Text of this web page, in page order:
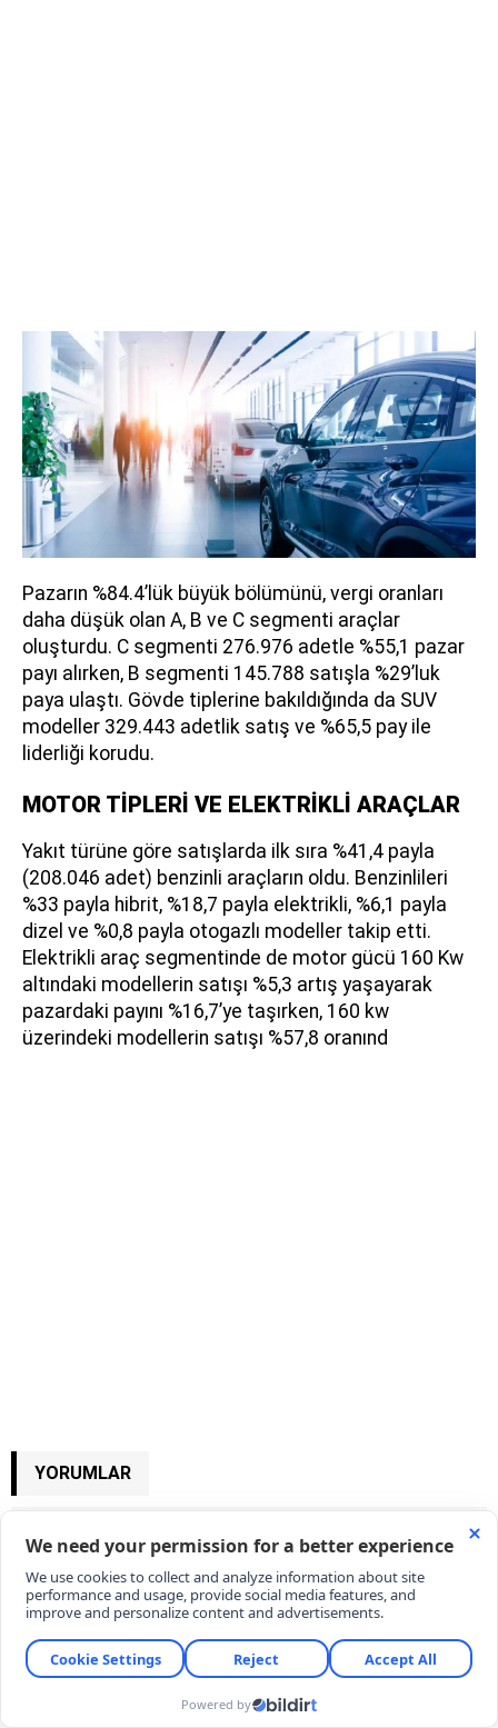
Pazarın %84.4’lük büyük bölümünü, vergi oranları
daha düşük olan A, B ve C segmenti araçlar
oluşturdu. C segmenti 276.976 adetle %55,1 pazar
payı alırken, B segmenti 145.788 satışla %29’luk
paya ulaştı. Gövde tiplerine bakıldığında da SUV
modeller 329.443 adetlik satış ve %65,5 pay ile
liderliği korudu.
MOTOR TİPLERİ VE ELEKTRİKLİ ARAÇLAR
Yakıt türüne göre satışlarda ilk sıra %41,4 payla
(208.046 adet) benzinli araçların oldu. Benzinlileri
%33 payla hibrit, %18,7 payla elektrikli, %6,1 payla
dizel ve %0,8 payla otogazlı modeller takip etti.
Elektrikli araç segmentinde de motor gücü 160 Kw
altındaki modellerin satışı %5,3 artış yaşayarak
pazardaki payını %16,7’ye taşırken, 160 kw
üzerindeki modellerin satışı %57,8 oranınd
YORUMLAR